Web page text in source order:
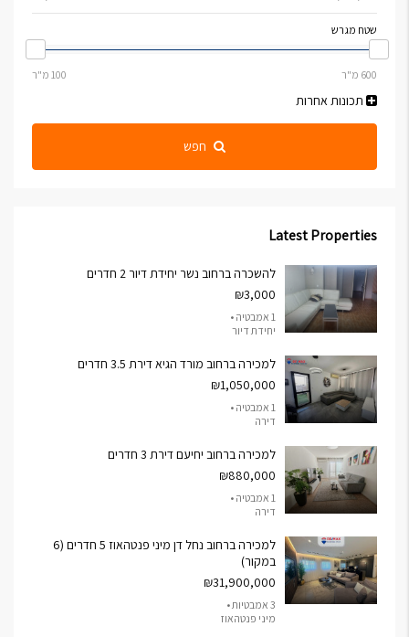
שטח מגרש
תכונות אחרות
חפש
Latest Properties
להשכרה ברחוב נשר יחידת דיור 2 חדרים
₪3,000
1 אמבטיה •
יחידת דיור
למכירה ברחוב מורד הגיא דירת 3.5 חדרים
₪1,050,000
1 אמבטיה •
דירה
למכירה ברחוב יחיעם דירת 3 חדרים
₪880,000
1 אמבטיה •
דירה
למכירה ברחוב נחל דן מיני פנטהאוז 5 חדרים (6
במקור)
₪31,900,000
3 אמבטיות •
מיני פנטהאוז